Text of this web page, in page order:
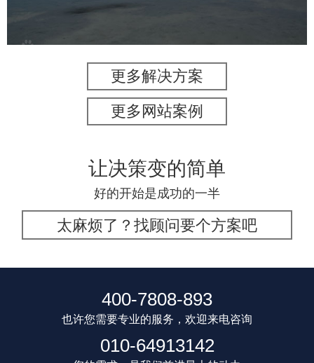
更多解决方案
更多网站案例
让决策变的简单
好的开始是成功的一半
太麻烦了？找顾问要个方案吧
400-7808-893
也许您需要专业的服务，欢迎来电咨询
010-64913142